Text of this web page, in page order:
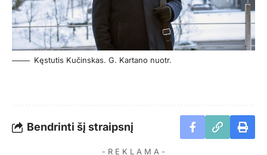
Kęstutis Kučinskas. G. Kartano nuotr.
Bendrinti šį straipsnį
- R E K L A M A -